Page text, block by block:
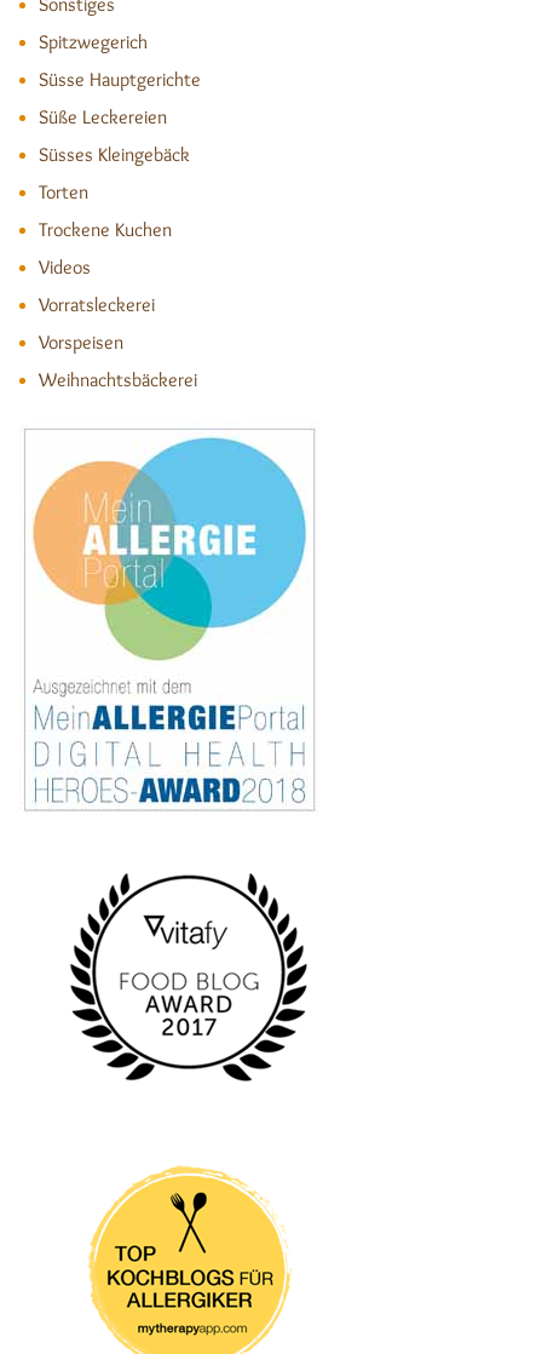
Spitzwegerich
Süsse Hauptgerichte
Süße Leckereien
Süsses Kleingebäck
Torten
Trockene Kuchen
Videos
Vorratsleckerei
Vorspeisen
Weihnachtsbäckerei